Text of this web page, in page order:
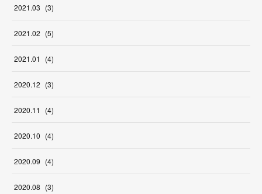
2021.03 (3)
2021.02 (5)
2021.01 (4)
2020.12 (3)
2020.11 (4)
2020.10 (4)
2020.09 (4)
2020.08 (3)